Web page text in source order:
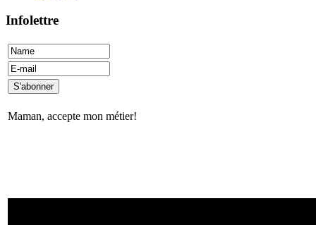
Infolettre
Maman, accepte mon métier!